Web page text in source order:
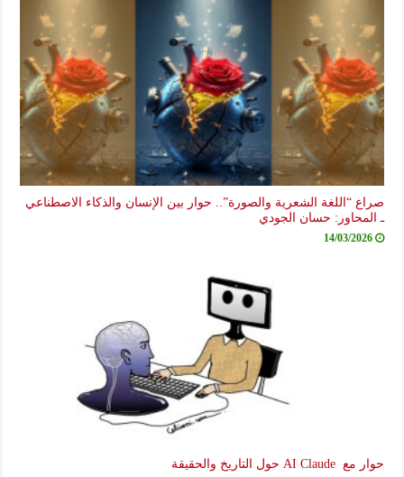
صراع “اللغة الشعرية والصورة”.. حوار بين الإنسان والذكاء الاصطناعي
ـ المحاور: حسان الجودي
14/03/2026
حوار مع AI Claude حول التاريخ والحقيقة